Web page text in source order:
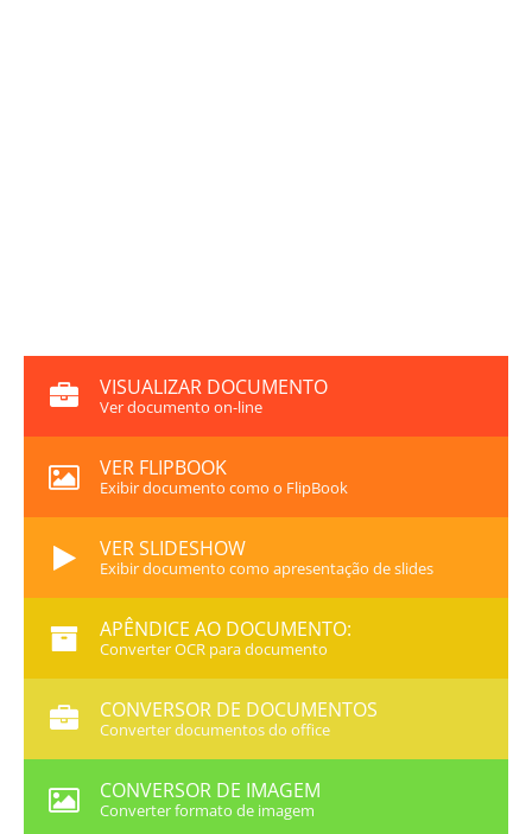
VISUALIZAR DOCUMENTO
Ver documento on-line
VER FLIPBOOK
Exibir documento como o FlipBook
VER SLIDESHOW
Exibir documento como apresentação de slides
APÊNDICE AO DOCUMENTO:
Converter OCR para documento
CONVERSOR DE DOCUMENTOS
Converter documentos do office
CONVERSOR DE IMAGEM
Converter formato de imagem